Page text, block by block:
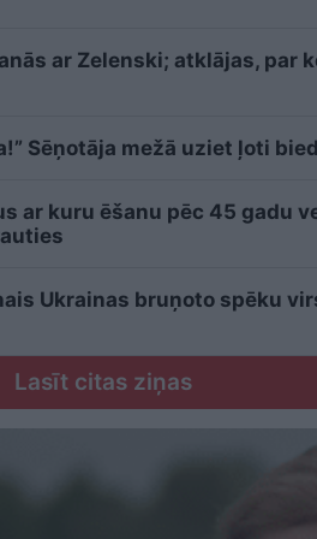
ar Zelenski; atklājas, par
Sēņotāja mežā uziet ļoti
ar kuru ēšanu pēc 45 gadu
Ukrainas bruņoto spēku
Lasīt citas ziņas